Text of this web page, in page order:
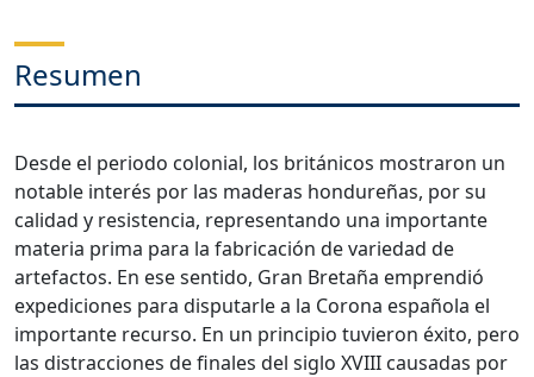
Resumen
Desde el periodo colonial, los británicos mostraron un
notable interés por las maderas hondureñas, por su
calidad y resistencia, representando una importante
materia prima para la fabricación de variedad de
artefactos. En ese sentido, Gran Bretaña emprendió
expediciones para disputarle a la Corona española el
importante recurso. En un principio tuvieron éxito, pero
las distracciones de finales del siglo XVIII causadas por